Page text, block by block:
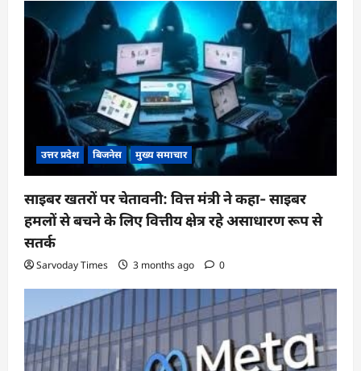
उत्तर प्रदेश बिजनेस मुख्य समाचार
साइबर खतरों पर चेतावनी: वित्त मंत्री ने कहा- साइबर
हमलों से बचने के लिए वित्तीय क्षेत्र रहे असाधारण रूप से
सतर्क
Sarvoday Times 3 months ago 0